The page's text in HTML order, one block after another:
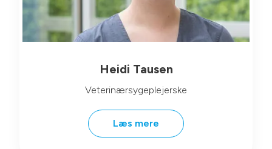
Heidi Tausen
Veterinærsygeplejerske
Læs mere